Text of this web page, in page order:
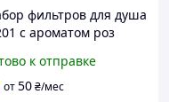
фильтров для душа
с ароматом роз
к отправке
от50₴/мес